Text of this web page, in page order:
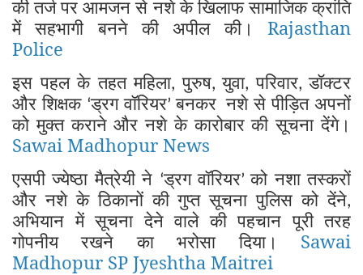
की तर्ज पर आमजन से नशे के खिलाफ सामाजिक क्रांति
में सहभागी बनने की अपील की। Rajasthan
Police
इस पहल के तहत महिला,पुरुष,युवा,परिवार,डॉक्टर
और शिक्षक ‘ड्रग वॉरियर’बनकर नशे से पीड़ित अपनों
को मुक्त कराने और नशे के कारोबार की सूचना देंगे।
Sawai Madhopur News
एसपी ज्येष्ठा मैत्रेयी ने ‘ड्रग वॉरियर’को नशा तस्करों
और नशे के ठिकानों की गुप्त सूचना पुलिस को देंने,
अभियान में सूचना देने वाले की पहचान पूरी तरह
गोपनीय रखने का भरोसा दिया। Sawai
Madhopur SP Jyeshtha Maitrei